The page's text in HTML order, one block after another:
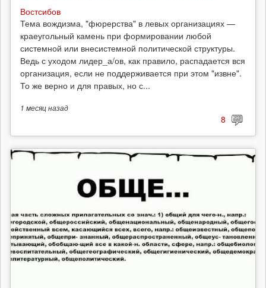
Востсибов
Тема вождизма, "фюрерства" в левых организациях —
краеугольный камень при формировании любой
системной или внесистемной политической структуры.
Ведь с уходом лидер_а/ов, как правило, распадается вся
организация, если не поддерживается при этом "извне".
То же верно и для правых, но с...
1 месяцназад
8